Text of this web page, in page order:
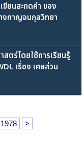
ยนสะกดคำ ของ
งกาญจนกุลวิทยา
ตร์โดยใช้การเรียนรู้
เรื่อง เศษส่วน
1978
>